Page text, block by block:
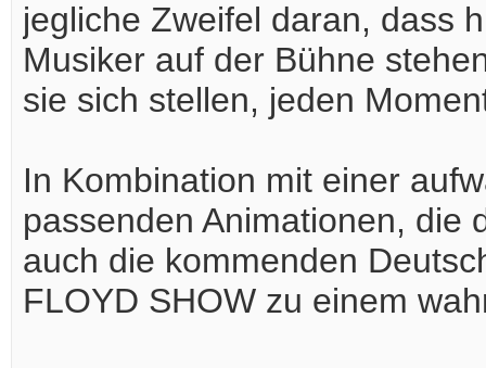
jegliche Zweifel daran, dass
Musiker auf der Bühne
sie sich stellen, jeden
In Kombination mit einer
passenden Animationen, die
auch die kommenden
FLOYD SHOW zu einem